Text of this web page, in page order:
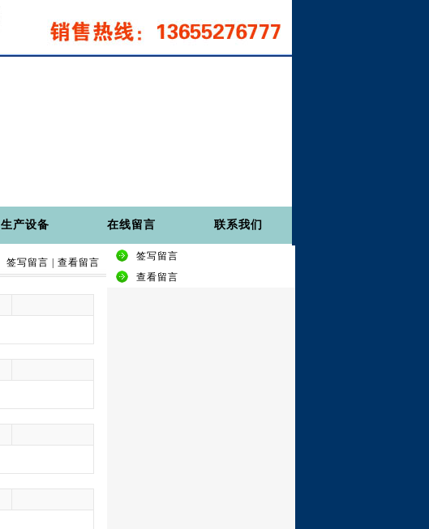
生产设备 在线留言 联系我们
签写留言 查看留言
签写留言
查看留言